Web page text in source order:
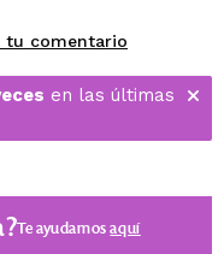
tu comentario
en las últimas
Te ayudamosaquí